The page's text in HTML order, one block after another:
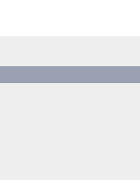
，人车交互，智能车